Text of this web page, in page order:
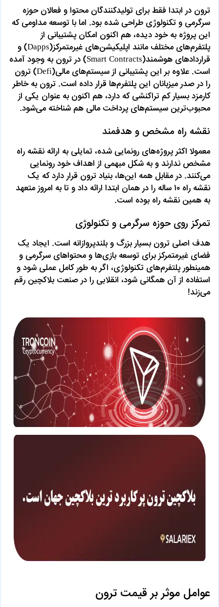
ترون در ابتدا فقط برای تولیدکنندگان محتوا و فعالان حوزه
سرگرمی و تکنولوژی طراحی شده بود. اما با توسعه مداومی که
این پروژه به خود دیده، هم اکنون امکان پشتیبانی از
پلتفرم‌های مختلف مانند اپلیکیشن‌های غیرمتمرکز(Dapps) و
قراردادهای هوشمند(Smart Contracts) در ترون به وجود آمده
است. علاوه بر این پشتیبانی از سیستم‌های مالی(Defi) ترون
را در صدر میزبانان این پلتفرم‌ها قرار داده است. ترون به خاطر
کارمزد بسیار کم تراکنشی که دارد، هم اکنون به عنوان یکی از
محبوب‌ترین سیستم‌های پرداخت مالی هم شناخته می‌شود.
نقشه راه مشخص و هدفمند
معمولا اکثر پروژه‌های رونمایی شده، تمایلی به ارائه نقشه راه
مشخص ندارند و به شکل مبهمی از اهداف خود رونمایی
می‌کنند. در مقابل همه این‌ها، بنیاد ترون قرار دارد که یک
نقشه راه ۱۰ ساله را در همان ابتدا ارائه داد و تا به امروز متعهد
به همین نقشه راه بوده است.
تمرکز روی حوزه سرگرمی و تکنولوژی
هدف اصلی ترون بسیار بزرگ و بلندپروازانه است. ایجاد یک
فضای غیرمتمرکز برای توسعه بازی‌ها و محتواهای سرگرمی و
همینطور پلتفرم‌های تکنولوژی، اگر به طور کامل عملی شود و
استفاده از آن همگانی شود، انقلابی را در صنعت بلاکچین رقم
می‌زند!
عوامل موثر بر قیمت ترون